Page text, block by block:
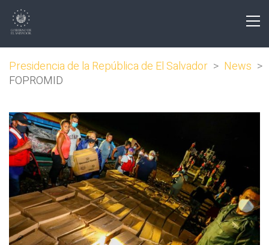
Presidencia de la República de El Salvador > News >
FOPROMID